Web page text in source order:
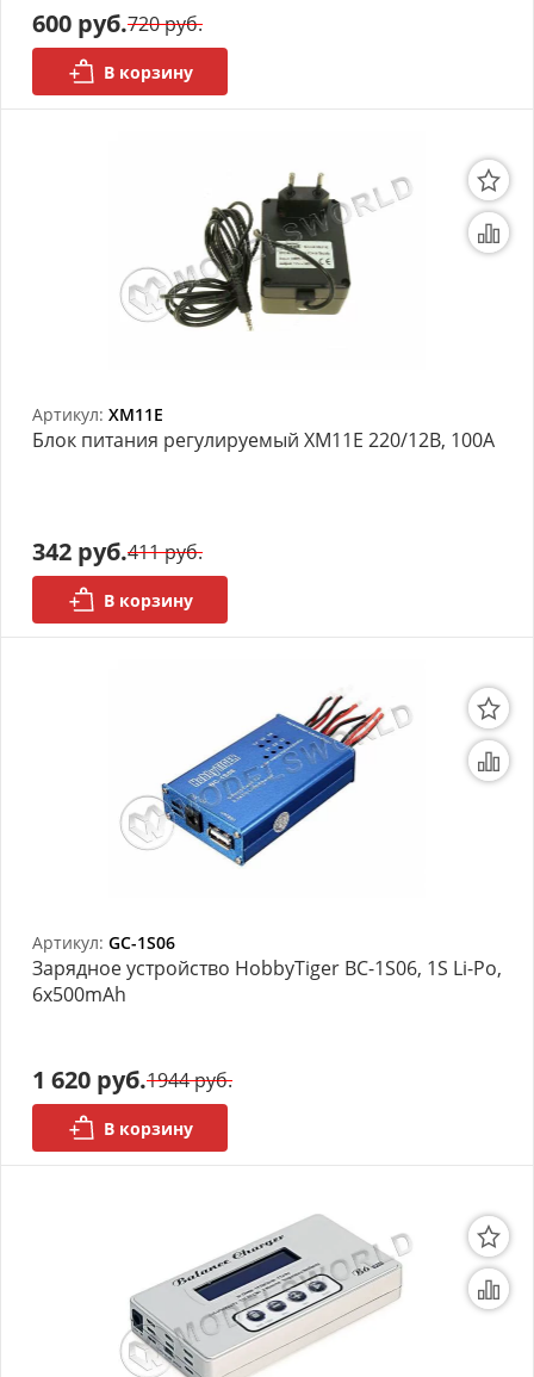
600 руб.720 руб.
В корзину
Артикул: XM11E
Блок питания регулируемый XM11E 220/12B, 100А
342 руб.411 руб.
В корзину
Артикул: GC-1S06
Зарядное устройство HobbyTiger BC-1S06, 1S Li-Po,
6x500mAh
1 620 руб.1944 руб.
В корзину